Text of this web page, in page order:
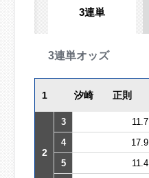
3連単
3連単オッズ
1 汐崎 正則
2
3 11.7
4
17.9
5
11.4